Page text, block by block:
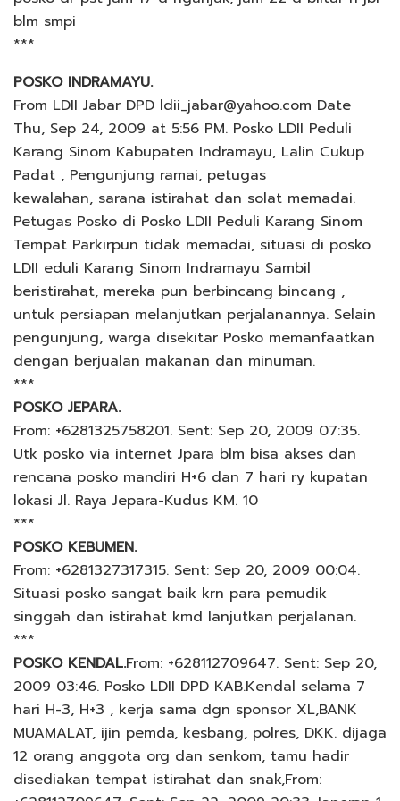
blm smpi
***
POSKO INDRAMAYU.
From LDII Jabar DPD ldii_jabar@yahoo.com Date
Thu, Sep 24, 2009 at 5:56 PM. Posko LDII Peduli
Karang Sinom Kabupaten Indramayu, Lalin Cukup
Padat , Pengunjung ramai, petugas
kewalahan, sarana istirahat dan solat memadai.
Petugas Posko di Posko LDII Peduli Karang Sinom
Tempat Parkirpun tidak memadai, situasi di posko
LDII eduli Karang Sinom Indramayu Sambil
beristirahat, mereka pun berbincang bincang ,
untuk persiapan melanjutkan perjalanannya. Selain
pengunjung, warga disekitar Posko memanfaatkan
dengan berjualan makanan dan minuman.
***
POSKO JEPARA.
From: +6281325758201. Sent: Sep 20, 2009 07:35.
Utk posko via internet Jpara blm bisa akses dan
rencana posko mandiri H+6 dan 7 hari ry kupatan
lokasi Jl. Raya Jepara-Kudus KM. 10
***
POSKO KEBUMEN.
From: +6281327317315. Sent: Sep 20, 2009 00:04.
Situasi posko sangat baik krn para pemudik
singgah dan istirahat kmd lanjutkan perjalanan.
***
POSKO KENDAL.From: +628112709647. Sent: Sep 20,
2009 03:46. Posko LDII DPD KAB.Kendal selama 7
hari H-3, H+3 , kerja sama dgn sponsor XL,BANK
MUAMALAT, ijin pemda, kesbang, polres, DKK. dijaga
12 orang anggota org dan senkom, tamu hadir
disediakan tempat istirahat dan snak,From: